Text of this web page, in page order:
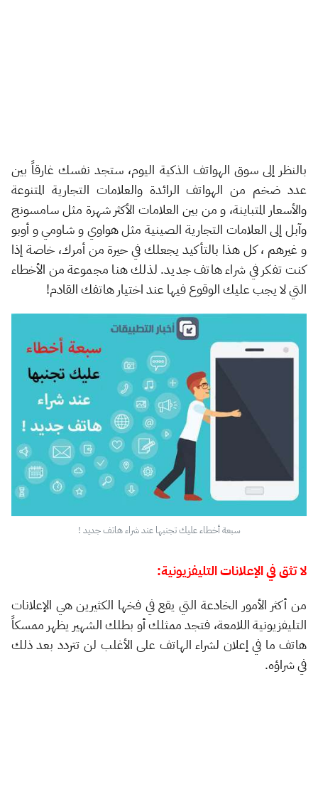
بالنظر إلى سوق الهواتف الذكية اليوم، ستجد نفسك غارقاً بين
عدد ضخم من الهواتف الرائدة والعلامات التجارية المتنوعة
والأسعار المتباينة، و من بين العلامات الأكثر شهرة مثل سامسونج
وآبل إلى العلامات التجارية الصينية مثل هواوي و شاومي و أوبو
و غيرهم ، كل هذا بالتأكيد يجعلك في حيرة من أمرك، خاصة إذا
كنت تفكر في شراء هاتف جديد. لذلك هنا مجموعة من الأخطاء
التي لا يجب عليك الوقوع فيها عند اختيار هاتفك القادم!
سبعة أخطاء عليك تجنبها عند شراء هاتف جديد !
لا تثق في الإعلانات التليفزيونية:
من أكثر الأمور الخادعة التي يقع في فخها الكثيرين هي الإعلانات
التليفزيونية اللامعة، فتجد ممثلك أو بطلك الشهير يظهر ممسكاً
هاتف ما في إعلان لشراء الهاتف على الأغلب لن تتردد بعد ذلك
في شراؤه.